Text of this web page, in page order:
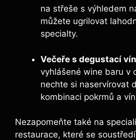
na střeše s výhledem
můžete ugrilovat
specialty.
Večeře s degustací vín
vyhlášené wine​ baru v
nechte ⁤si‍ naservírovat
kombinaci pokrmů a‍
Nezapomeňte také na
restaurace,‍ které se‌